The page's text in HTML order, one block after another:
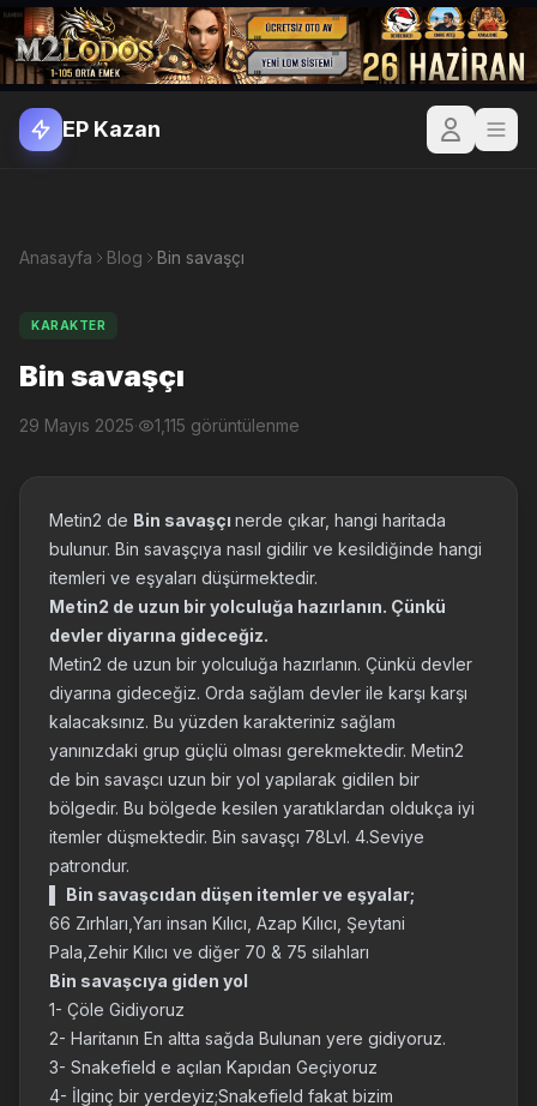
EP Kazan
Anasayfa Blog Bin savaşçı
KARAKTER
Bin savaşçı
29 Mayıs 2025· 1,115 görüntülenme
Metin2 de Bin savaşçı nerde çıkar, hangi haritada
bulunur. Bin savaşçıya nasıl gidilir ve kesildiğinde hangi
itemleri ve eşyaları düşürmektedir.
Metin2 de uzun bir yolculuğa hazırlanın. Çünkü
devler diyarına gideceğiz.
Metin2 de uzun bir yolculuğa hazırlanın. Çünkü devler
diyarına gideceğiz. Orda sağlam devler ile karşı karşı
kalacaksınız. Bu yüzden karakteriniz sağlam
yanınızdaki grup güçlü olması gerekmektedir. Metin2
de bin savaşcı uzun bir yol yapılarak gidilen bir
bölgedir. Bu bölgede kesilen yaratıklardan oldukça iyi
itemler düşmektedir. Bin savaşçı 78Lvl. 4.Seviye
patrondur.
Bin savaşcıdan düşen itemler ve eşyalar;
66 Zırhları,Yarı insan Kılıcı, Azap Kılıcı, Şeytani
Pala,Zehir Kılıcı ve diğer 70 & 75 silahları
Bin savaşcıya giden yol
1- Çöle Gidiyoruz
2- Haritanın En altta sağda Bulunan yere gidiyoruz.
3- Snakefield e açılan Kapıdan Geçiyoruz
4- İlginç bir yerdeyiz;Snakefield fakat bizim